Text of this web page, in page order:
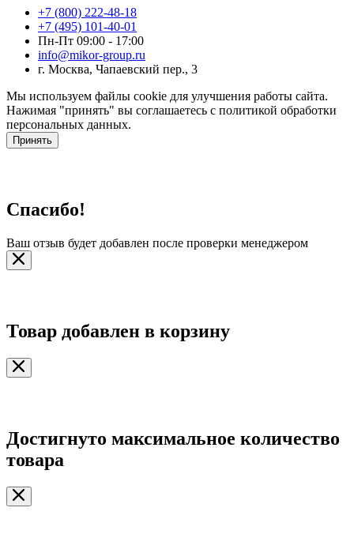
+7 (800) 222-48-18
+7 (495) 101-40-01
Пн-Пт 09:00 - 17:00
info@mikor-group.ru
г. Москва, Чапаевский пер., 3
Мы используем файлы cookie для улучшения работы сайта.
Нажимая "принять" вы соглашаетесь с политикой обработки
персональных данных.
Принять
Спасибо!
Ваш отзыв будет добавлен после проверки менеджером
Товар добавлен в корзину
Достигнуто максимальное количество
товара